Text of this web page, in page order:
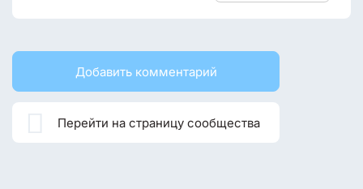
Добавить комментарий
Перейти на страницу сообщества